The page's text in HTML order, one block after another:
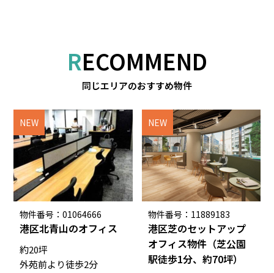
RECOMMEND
同じエリアのおすすめ物件
NEW
物件番号：01064666
港区北青山のオフィス
約20坪
外苑前より徒歩2分
NEW
物件番号：11889183
港区芝のセットアップ
オフィス物件（芝公園
駅徒歩1分、約70坪）